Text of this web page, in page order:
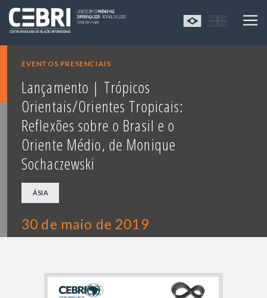
EVENTOS PRESENCIAIS
Lançamento | Trópicos
Orientais/Orientes Tropicais:
Reflexões sobre o Brasil e o
Oriente Médio, de Monique
Sochaczewski
ÁSIA
30 de maio de 2019